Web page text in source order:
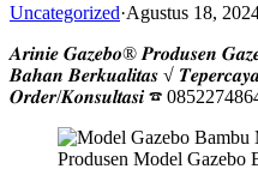
Uncategorized·Agustus 18,
𝑨𝒓𝒊𝒏𝒊𝒆 𝑮𝒂𝒛𝒆𝒃𝒐® 𝑷𝒓𝒐𝒅𝒖𝒔𝒆𝒏
𝑩𝒂𝒉𝒂𝒏 𝑩𝒆𝒓𝒌𝒖𝒂𝒍𝒊𝒕𝒂𝒔 √
𝑶𝒓𝒅𝒆𝒓/𝑲𝒐𝒏𝒔𝒖𝒍𝒕𝒂𝒔𝒊 ☎
Produsen Model Gazebo